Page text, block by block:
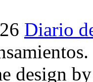
Diario
design